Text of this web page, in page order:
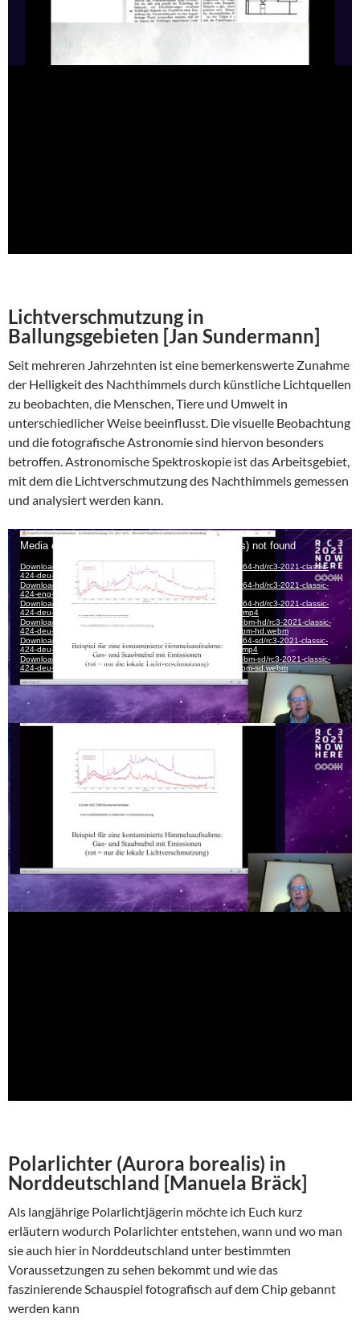
Lichtverschmutzung in
Ballungsgebieten [Jan Sundermann]
Seit mehreren Jahrzehnten ist eine bemerkenswerte Zunahme
der Helligkeit des Nachthimmels durch künstliche Lichtquellen
zu beobachten, die Menschen, Tiere und Umwelt in
unterschiedlicher Weise beeinflusst. Die visuelle Beobachtung
und die fotografische Astronomie sind hiervon besonders
betroffen. Astronomische Spektroskopie ist das Arbeitsgebiet,
mit dem die Lichtverschmutzung des Nachthimmels gemessen
und analysiert werden kann.
Polarlichter (Aurora borealis) in
Norddeutschland [Manuela Bräck]
Als langjährige Polarlichtjägerin möchte ich Euch kurz
erläutern wodurch Polarlichter entstehen, wann und wo man
sie auch hier in Norddeutschland unter bestimmten
Voraussetzungen zu sehen bekommt und wie das
faszinierende Schauspiel fotografisch auf dem Chip gebannt
werden kann